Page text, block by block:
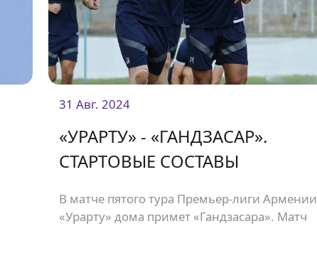
31 Авг. 2024
«УРАРТУ» - «ГАНДЗАСАР».
СТАРТОВЫЕ СОСТАВЫ
В матче пятого тура Премьер-лиги Армении
«Урарту» дома примет «Гандзасара». Матч